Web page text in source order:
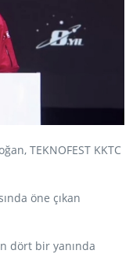
TEKNOFEST KKTC
öne çıkan
dört bir yanında